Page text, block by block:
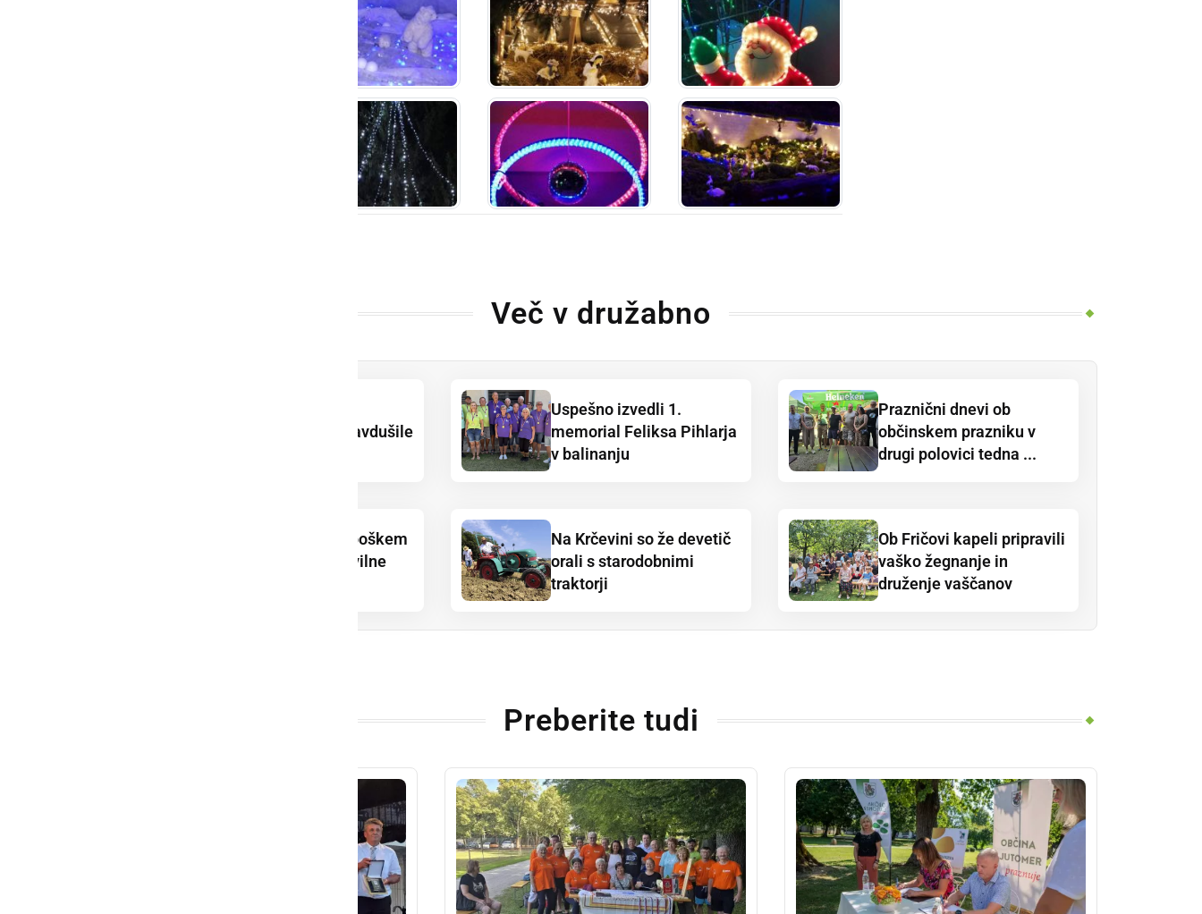
Več v družabno
Lotmerk na vodi navdušile
Uspešno izvedli 1.
memorial Feliksa Pihlarja
v balinanju
Praznični dnevi ob
občinskem prazniku v
drugi polovici tedna ...
Poletni dan ob Soboškem
jezeru privabil številne
Na Krčevini so že devetič
orali s starodobnimi
traktorji
Ob Fričovi kapeli pripravili
vaško žegnanje in
druženje vaščanov
Preberite tudi